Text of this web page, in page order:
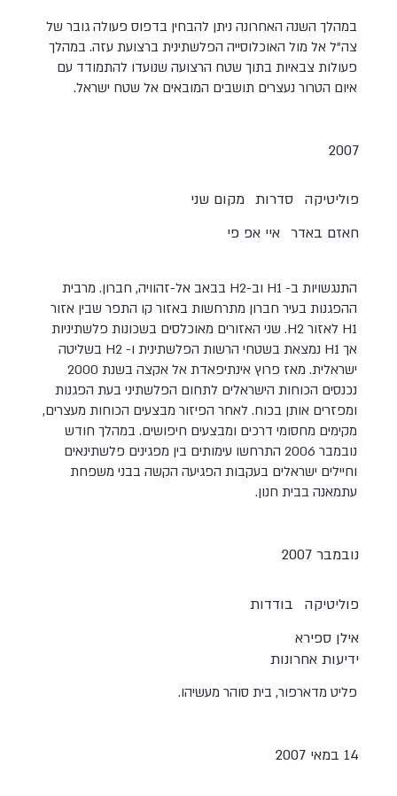
במהלך השנה האחרונה ניתן להבחין בדפוס פעולה גובר של
צה"ל אל מול האוכלוסייה הפלשתינית ברצועת עזה. במהלך
פעולות צבאיות בתוך שטח הרצועה שנועדו להתמודד עם
איום הטרור נעצרים תושבים המובאים אל שטח ישראל.
2007
מקום שני סדרות פוליטיקה
איי אפ פי חאזם באדר
התנגשויות ב- H1 וב-H2 בבאב אל-זהוויה, חברון. מרבית
ההפגנות בעיר חברון מתרחשות באזור קו התפר שבין אזור
H1 לאזור H2. שני האזורים מאוכלסים בשכונות פלשתיניות
אך H1 נמצאת בשטחי הרשות הפלשתינית ו- H2 בשליטה
ישראלית. מאז פרוץ אינתיפאדת אל אקצה בשנת 2000
נכנסים הכוחות הישראלים לתחום הפלשתיני בעת הפגנות
ומפזרים אותן בכוח. לאחר הפיזור מבצעים הכוחות מעצרים,
מקימים מחסומי דרכים ומבצעים חיפושים. במהלך חודש
נובמבר 2006 התרחשו עימותים בין מפגינים פלשתינאים
וחיילים ישראלים בעקבות הפגיעה הקשה בבני משפחת
עתמאנה בבית חנון.
נובמבר 2007
בודדות
פוליטיקה
אילן ספירא
ידיעות אחרונות
פליט מדארפור, בית סוהר מעשיהו.
14 במאי 2007